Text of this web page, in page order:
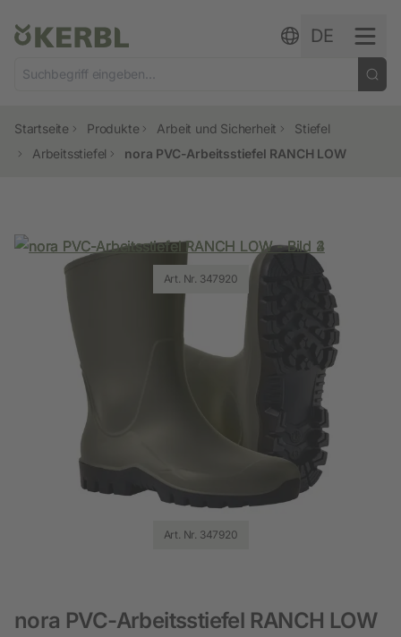
DE
Startseite Produkte Arbeit und Sicherheit
Stiefel
Arbeitsstiefel
nora PVC-Arbeitsstiefel RANCH LOW
Art. Nr. 347920
Art. Nr. 347920
Art. Nr. 347920
Art. Nr. 347920
nora PVC-Arbeitsstiefel RANCH LOW